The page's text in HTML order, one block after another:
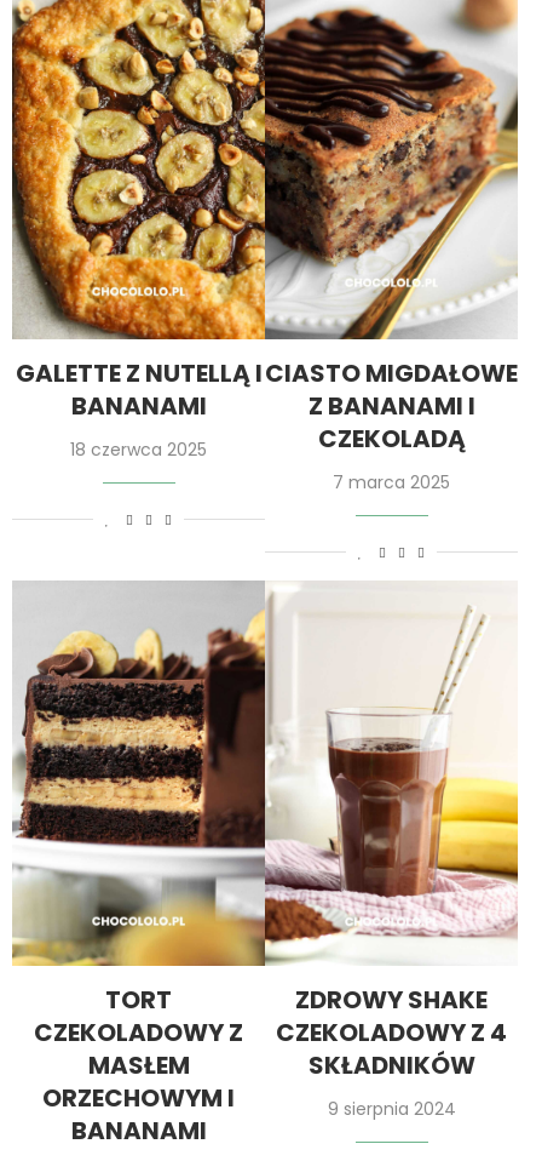
GALETTE Z NUTELLĄ I
BANANAMI
18 czerwca 2025
CIASTO MIGDAŁOWE
Z BANANAMI I
CZEKOLADĄ
7 marca 2025
TORT
CZEKOLADOWY Z
MASŁEM
ORZECHOWYM I
BANANAMI
ZDROWY SHAKE
CZEKOLADOWY Z 4
SKŁADNIKÓW
9 sierpnia 2024